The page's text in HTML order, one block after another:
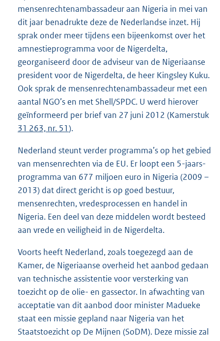
mensenrechtenambassadeur aan Nigeria in mei van
dit jaar benadrukte deze de Nederlandse inzet. Hij
sprak onder meer tijdens een bijeenkomst over het
amnestieprogramma voor de Nigerdelta,
georganiseerd door de adviseur van de Nigeriaanse
president voor de Nigerdelta, de heer Kingsley Kuku.
Ook sprak de mensenrechtenambassadeur met een
aantal NGO’s en met Shell/SPDC. U werd hierover
geïnformeerd per brief van 27 juni 2012 (Kamerstuk
31 263, nr. 51).
Nederland steunt verder programma’s op het gebied
van mensenrechten via de EU. Er loopt een 5-jaars-
programma van 677 miljoen euro in Nigeria (2009 –
2013) dat direct gericht is op goed bestuur,
mensenrechten, vredesprocessen en handel in
Nigeria. Een deel van deze middelen wordt besteed
aan vrede en veiligheid in de Nigerdelta.
Voorts heeft Nederland, zoals toegezegd aan de
Kamer, de Nigeriaanse overheid het aanbod gedaan
van technische assistentie voor versterking van
toezicht op de olie- en gassector. In afwachting van
acceptatie van dit aanbod door minister Madueke
staat een missie gepland naar Nigeria van het
Staatstoezicht op De Mijnen (SoDM). Deze missie zal